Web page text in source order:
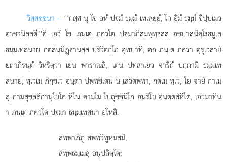
วิสฺสชฺชนา – ‘‘กสฺส นุ โข อหํ ปมํ ธมฺมํ เทเสยฺยํ, โก อิมํ ธมฺมํ ขิปฺปเมว
อาชานิสฺสตี’’ติ เอวํ โข ภนฺเต ภควโต ปมาภิสมฺพุทฺธสฺส อชปาลนิคฺโรธมูเล
ธมฺมเทสนาย กตสนฺนิฏฺานสฺส ปริวิตกฺโก อุทปาทิ, อถ ภนฺเต ภควา อุรุเวลายํ
ยถาภิรนฺตํ วิหริตฺวา เยน พาราณสี, เตน ปทสาเยว จาริกํ ปกฺกามิ ธมฺมเท
สนาย, ทฺเวเม ภิกฺขเว อนฺตา ปพฺพชิเตน น เสวิตพฺพา, กตเม ทฺเว, โย จายํ กาเม
สุ กามสุขลฺลิกานุโยโค หีโน คามฺโม โปถุชฺชนิโก อนริโย อนตฺตสํหิโต, เอวมาทิน
า ภนฺเต ภควโต ปมา ธมฺมเทสนา อโหสิ.
สพฺพาภิภู สพฺพวิทูหมสฺมิ,
สพฺพธมฺเมสุ อนูปลิตฺโต;